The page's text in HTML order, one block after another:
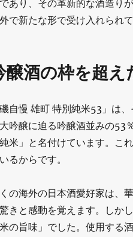
あり、その革新的な酒造り
で新たな形で受け入れられ
醸酒の枠を超
磯自慢 雄町 特別純米53」は
吟醸に迫る吟醸酒並みの53
米」と名付けています。こ
るからです。
の海外の日本酒愛好家は、
きと感動を覚えます。しか
米の旨味」でした。使用する